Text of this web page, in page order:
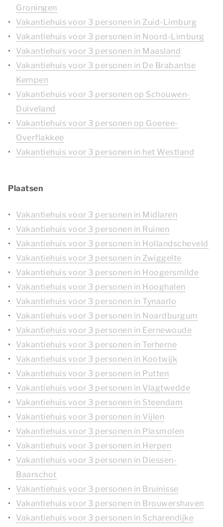
Groningen
Vakantiehuis voor 3 personen in Zuid-Limburg
Vakantiehuis voor 3 personen in Noord-Limburg
Vakantiehuis voor 3 personen in Maasland
Vakantiehuis voor 3 personen in De Brabantse
Kempen
Vakantiehuis voor 3 personen op Schouwen-
Duiveland
Vakantiehuis voor 3 personen op Goeree-
Overflakkee
Vakantiehuis voor 3 personen in het Westland
Plaatsen
Vakantiehuis voor 3 personen in Midlaren
Vakantiehuis voor 3 personen in Ruinen
Vakantiehuis voor 3 personen in Hollandscheveld
Vakantiehuis voor 3 personen in Zwiggelte
Vakantiehuis voor 3 personen in Hoogersmilde
Vakantiehuis voor 3 personen in Hooghalen
Vakantiehuis voor 3 personen in Tynaarlo
Vakantiehuis voor 3 personen in Noardburgum
Vakantiehuis voor 3 personen in Eernewoude
Vakantiehuis voor 3 personen in Terherne
Vakantiehuis voor 3 personen in Kootwijk
Vakantiehuis voor 3 personen in Putten
Vakantiehuis voor 3 personen in Vlagtwedde
Vakantiehuis voor 3 personen in Steendam
Vakantiehuis voor 3 personen in Vijlen
Vakantiehuis voor 3 personen in Plasmolen
Vakantiehuis voor 3 personen in Herpen
Vakantiehuis voor 3 personen in Diessen-
Baarschot
Vakantiehuis voor 3 personen in Bruinisse
Vakantiehuis voor 3 personen in Brouwershaven
Vakantiehuis voor 3 personen in Scharendijke